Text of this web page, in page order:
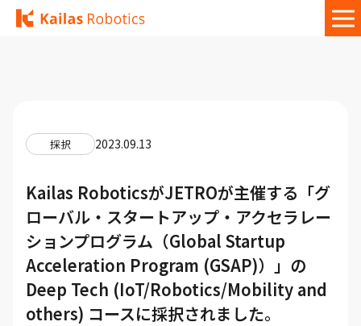
採択 2023.09.13
Kailas RoboticsがJETROが主催する「グ
ローバル・スタートアップ・アクセラレー
ションプログラム（Global Startup
Acceleration Program (GSAP)）」の
Deep Tech (IoT/Robotics/Mobility and
others) コースに採択されました。